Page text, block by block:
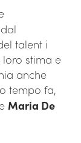
talent i
stima e
anche
tempo fa,
Maria De